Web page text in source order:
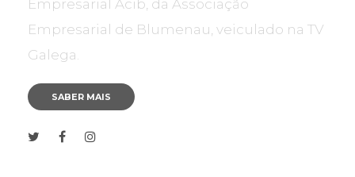
Empresarial Acib, da Associação
Empresarial de Blumenau, veiculado na TV
Galega.
SABER MAIS